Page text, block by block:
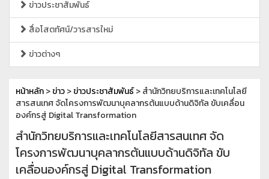
ข่าวประชาสัมพันธ์
สื่อโสตทัศน์/วารสารใหม่
ข่าวต่างๆ
หน้าหลัก>ข่าว>ข่าวประชาสัมพันธ์> สำนักวิทยบริการและเทคโนโลยี
สารสนเทศ จัดโครงการพัฒนาบุคลากรต้นแบบด้านดิจิทัล ขับเคลื่อน
องค์กรสู่ Digital Transformation
สำนักวิทยบริการและเทคโนโลยีสารสนเทศ จัด
โครงการพัฒนาบุคลากรต้นแบบด้านดิจิทัล ขับ
เคลื่อนองค์กรสู่ Digital Transformation